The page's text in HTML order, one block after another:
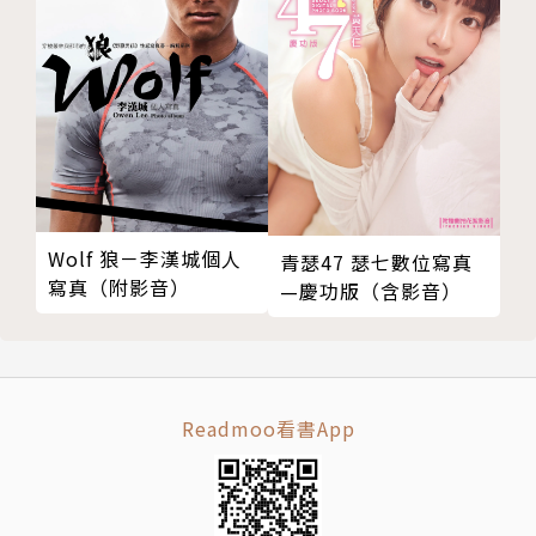
Wolf 狼－李漢城個人
寫真（附影音）
青瑟47 瑟七數位寫真
—慶功版（含影音）
Readmoo看書App